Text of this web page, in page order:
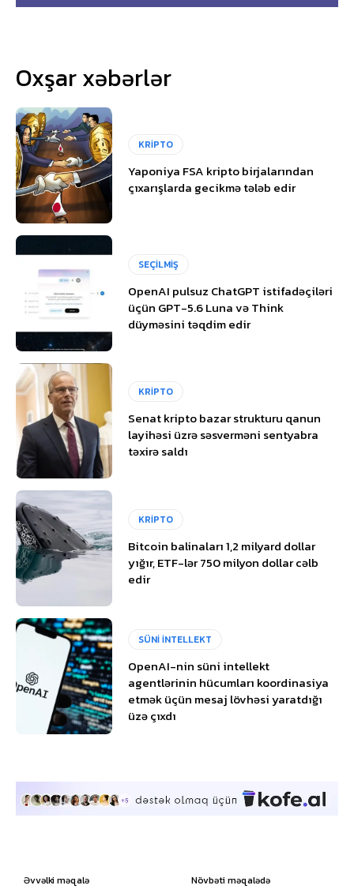
Oxşar xəbərlər
KRİPTO
Yaponiya FSA kripto birjalarından
çıxarışlarda gecikmə tələb edir
SEÇİLMİŞ
OpenAI pulsuz ChatGPT istifadəçiləri
üçün GPT-5.6 Luna və Think
düyməsini təqdim edir
KRİPTO
Senat kripto bazar strukturu qanun
layihəsi üzrə səsverməni sentyabra
təxirə saldı
KRİPTO
Bitcoin balinaları 1,2 milyard dollar
yığır, ETF-lər 750 milyon dollar cəlb
edir
SÜNİ İNTELLEKT
OpenAI-nin süni intellekt
agentlərinin hücumları koordinasiya
etmək üçün mesaj lövhəsi yaratdığı
üzə çıxdı
Əvvəlki məqalə Növbəti məqalədə